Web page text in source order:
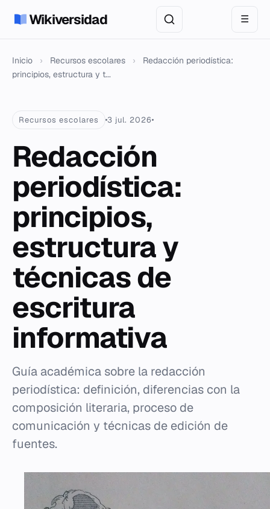
Wikiversidad ☰
Inicio › Recursos escolares ›
Redacción periodística:
principios, estructura y t...
Recursos escolares 3 jul. 2026
Redacción
periodística:
principios,
estructura y
técnicas de
escritura
informativa
Guía académica sobre la redacción
periodística: definición, diferencias con la
composición literaria, proceso de
comunicación y técnicas de edición de
fuentes.